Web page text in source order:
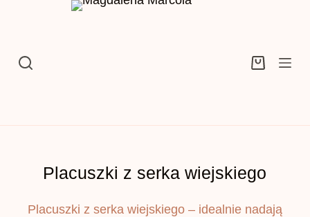
Koszyk
Placuszki z serka wiejskiego
Placuszki z serka wiejskiego – idealnie nadają